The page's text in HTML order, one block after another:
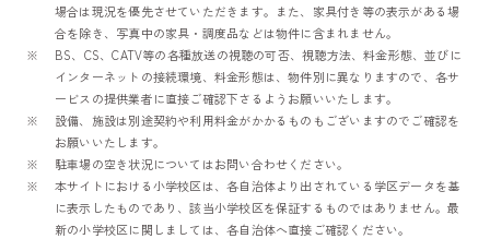
場合は現況を優先させていただきます。また、家具付き等の表示がある場
合を除き、写真中の家具・調度品などは物件に含まれません。
BS、CS、CATV等の各種放送の視聴の可否、視聴方法、料金形態、並びに
インターネットの接続環境、料金形態は、物件別に異なりますので、各サ
ービスの提供業者に直接ご確認下さるようお願いいたします。
設備、施設は別途契約や利用料金がかかるものもございますのでご確認を
お願いいたします。
駐車場の空き状況についてはお問い合わせください。
本サイトにおける小学校区は、各自治体より出されている学区データを基
に表示したものであり、該当小学校区を保証するものではありません。最
新の小学校区に関しましては、各自治体へ直接ご確認ください。